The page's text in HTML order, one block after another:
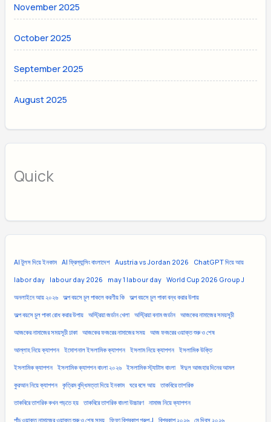
November 2025
October 2025
September 2025
August 2025
Quick
AI টুলস দিয়ে ইনকাম AI ফ্রিল্যান্সিং বাংলাদেশ Austria vs Jordan 2026 ChatGPT দিয়ে আয়
labor day labour day 2026 may 1 labour day World Cup 2026 Group J
অনলাইনে আয় ২০২৬ অল্প বয়সে চুল পাকলে করণীয় কি অল্প বয়সে চুল পাকা বন্ধ করার উপায়
অল্প বয়সে চুল পাকা রোধ করার উপায় অস্ট্রিয়া জর্ডান খেলা অস্ট্রিয়া বনাম জর্ডান আজকের নামাজের সময়সূচী
আজকের নামাজের সময়সূচী ঢাকা আজকের ফজরের নামাজের সময় আজ ফজরের ওয়াক্ত শুরু ও শেষ
আল্লাহ নিয়ে ক্যাপশন ইমোশনাল ইসলামিক ক্যাপশন ইসলাম নিয়ে ক্যাপশন ইসলামিক উক্তি
ইসলামিক ক্যাপশন ইসলামিক ক্যাপশন বাংলা ২০২৬ ইসলামিক স্ট্যাটাস বাংলা ঈদুল আজহার দিনের আমল
কুরআন নিয়ে ক্যাপশন কৃত্রিম বুদ্ধিমত্তা দিয়ে ইনকাম ঘরে বসে আয় তাকবিরে তাশরিক
তাকবিরে তাশরিক কখন পড়তে হয় তাকবিরে তাশরিক বাংলা উচ্চারণ নামাজ নিয়ে ক্যাপশন
পাঁচ ওয়াক্ত নামাজের ওয়াক্ত শুরু ও শেষ সময় ফিফা বিশ্বকাপ গ্রুপ J বিশ্বকাপ ২০২৬ মে দিবস ২০২৬